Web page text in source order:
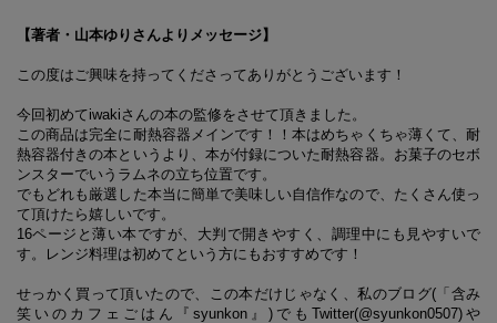
【著者・山本ゆりさんよりメッセージ】
この度はご興味を持ってくださってありがとうございます！
今回初めてiwakiさんの本の監修をさせて頂きました。
この商品は完全に耐熱容器メインです！！本はめちゃくちゃ薄くて、耐
熱容器付きの本というより、本が付録についた耐熱容器。お菓子のセボ
ンスターでいうラムネの立ち位置です。
でもどれも厳選した本当に簡単で美味しい自信作なので、たくさん使っ
て頂けたら嬉しいです。
16ページと薄い本ですが、大判で開きやすく、調理中にも見やすいで
す。レンジ料理は初めてという方にもおすすめです！
せっかく買って頂いたので、この本だけじゃなく、私のブログ(「含み
笑いのカフェごはん『syunkon 』) でもTwitter(@syunkon0507) や